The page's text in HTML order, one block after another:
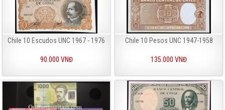
Chile 10 Escudos UNC 1967 - 1976
90.000 VNĐ
Chile 10 Pesos UNC 1947-1958
135.000 VNĐ